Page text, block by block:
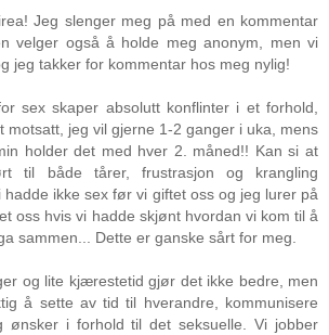
Jeg slenger meg på med en kommentar
velger også å holde meg anonym, men vi
jeg takker for kommentar hos meg nylig!
sex skaper absolutt konflinter i et forhold,
motsatt, jeg vil gjerne 1-2 ganger i uka, mens
holder det med hver 2. måned!! Kan si at
til både tårer, frustrasjon og krangling
hadde ikke sex før vi giftet oss og jeg lurer på
oss hvis vi hadde skjønt hvordan vi kom til å
sammen... Dette er ganske sårt for meg.
og lite kjærestetid gjør det ikke bedre, men
å sette av tid til hverandre, kommunisere
ønsker i forhold til det seksuelle. Vi jobber